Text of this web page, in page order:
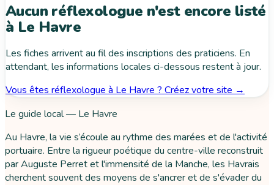
Aucun réflexologue n'est encore listé
à Le Havre
Les fiches arrivent au fil des inscriptions des praticiens. En
attendant, les informations locales ci-dessous restent à jour.
Vous êtes réflexologue à Le Havre ? Créez votre site →
Le guide local — Le Havre
Au Havre, la vie s’écoule au rythme des marées et de l'activité
portuaire. Entre la rigueur poétique du centre-ville reconstruit
par Auguste Perret et l'immensité de la Manche, les Havrais
cherchent souvent des moyens de s'ancrer et de s'évader du